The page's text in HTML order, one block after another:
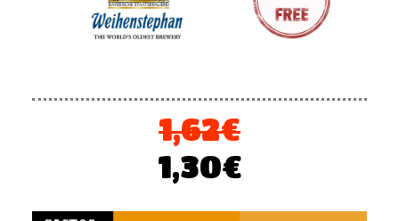
1,62€
El
precio
1,30€El
precio